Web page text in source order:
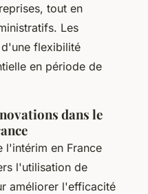
tout en
Les
flexibilité
en période de
dans le
l'intérim en France
l'utilisation de
améliorer l'efficacité